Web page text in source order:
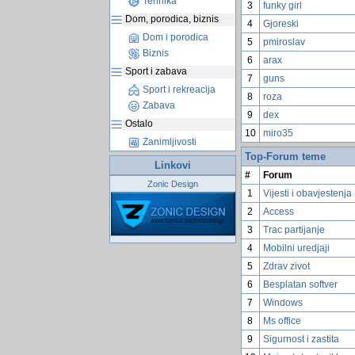
Dom, porodica, biznis
Dom i porodica
Biznis
Sport i zabava
Sport i rekreacija
Zabava
Ostalo
Zanimljivosti
Linkovi
Zonic Design
3
funky girl
4
Gjoreski
5
pmiroslav
6
arax
7
guns
8
roza
9
dex
10
miro35
Top-Forum teme
#
Forum
1
Vijesti i obavjestenja
2
Access
3
Trac partijanje
4
Mobilni uredjaji
5
Zdrav zivot
6
Besplatan softver
7
Windows
8
Ms office
9
Sigurnost i zastita